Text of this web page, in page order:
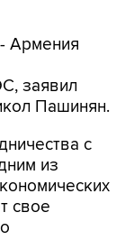
- Армения
заявил
Пашинян.
с
из
свое